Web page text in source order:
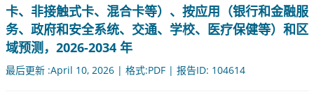
卡、非接触式卡、混合卡等）、按应用（银行和金融服
务、政府和安全系统、交通、学校、医疗保健等）和区
域预测，2026-2034 年
最后更新 :April 10, 2026 | 格式:PDF | 报告ID: 104614